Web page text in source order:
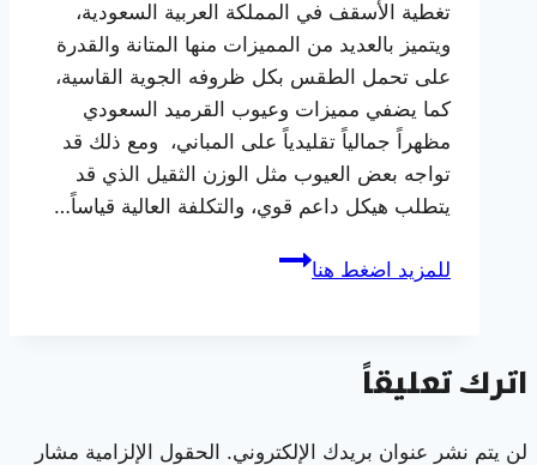
تغطية الأسقف في المملكة العربية السعودية،
ويتميز بالعديد من المميزات منها المتانة والقدرة
على تحمل الطقس بكل ظروفه الجوية القاسية،
كما يضفي مميزات وعيوب القرميد السعودي
مظهراً جمالياً تقليدياً على المباني، ومع ذلك قد
تواجه بعض العيوب مثل الوزن الثقيل الذي قد
يتطلب هيكل داعم قوي، والتكلفة العالية قياساً…
للمزيد اضغط هنامميزات
في
اترك تعليقاً
لن يتم نشر عنوان بريدك الإلكتروني. الحقول الإلزامية مشار